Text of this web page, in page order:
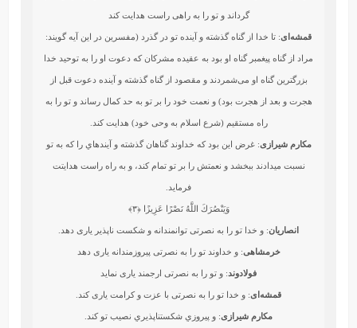
گرداند و تو را به راهى راست هدايت كند
قمشه‌ای: تا خدا از گناه گذشته و آینده تو در گذرد (مفسرین در این آیه گویند:
مراد از گناه پیغمبر گناه او بود به عقیده مشرکان که دعوت او را به توحید خدا
بزرگترین گناه او می‌شمردند و مقصود از گناه گذشته و آینده دعوت قبل از
هجرت و بعد از هجرت بود) و نعمت خود را بر تو به حد کمال رساند و تو را به
راه مستقیم (شرع اسلام به وحی خود) هدایت کند.
مکارم شیرازی: غرض اين بود كه خداوند گناهان گذشته و آيندهاي را كه به تو
نسبت مي‏دادند ببخشد و نعمتش را بر تو تمام كند، و به راه راست هدايتت
فرمايد.
وَيَنْصُرَكَ اللَّهُ نَصْرًا عَزِيزًا﴿۳﴾
انصاریان: و خدا تو را به نصرتی توانمندانه و شکست ناپذیر یاری دهد.
خرمشاهی: و خداوند تو را به نصرتى پيروزمندانه يارى دهد
فولادوند: و تو را به نصرتى ارجمند يارى نمايد
قمشه‌ای: و خدا تو را به نصرتی با عزت و کرامت یاری کند.
مکارم شیرازی: و پيروزي شكستناپذيري نصيب تو كند.